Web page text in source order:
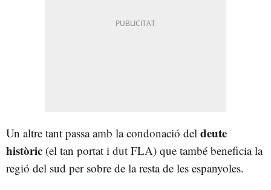
Un altre tant passa amb la condonació del deute
històric (el tan portat i dut FLA) que també beneficia la
regió del sud per sobre de la resta de les espanyoles.